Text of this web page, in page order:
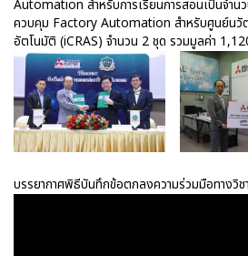
Automation สำหรับการเรียนการสอนเป็นจำ
ควบคุม Factory Automation สำหรับศูนย์นวั
อัตโนมัติ (iCRAS) จำนวน 2 ชุด รวมมูลค่า
บรรยากาศพิธีบันทึกข้อตกลงความร่วมมือทางวิช